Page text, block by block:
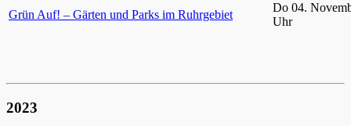
Grün Auf! – Gärten und Parks im Ruhrgebiet
Do 04.
Uhr
2023